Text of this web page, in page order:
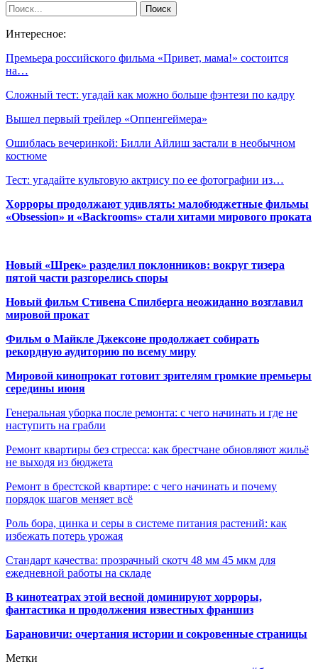
Интересное:
Премьера российского фильма «Привет, мама!» состоится
на…
Сложный тест: угадай как можно больше фэнтези по кадру
Вышел первый трейлер «Оппенгеймера»
Ошиблась вечеринкой: Билли Айлиш застали в необычном
костюме
Тест: угадайте культовую актрису по ее фотографии из…
Хорроры продолжают удивлять: малобюджетные фильмы
«Obsession» и «Backrooms» стали хитами мирового проката
Новый «Шрек» разделил поклонников: вокруг тизера
пятой части разгорелись споры
Новый фильм Стивена Спилберга неожиданно возглавил
мировой прокат
Фильм о Майкле Джексоне продолжает собирать
рекордную аудиторию по всему миру
Мировой кинопрокат готовит зрителям громкие премьеры
середины июня
Генеральная уборка после ремонта: с чего начинать и где не
наступить на грабли
Ремонт квартиры без стресса: как брестчане обновляют жильё
не выходя из бюджета
Ремонт в брестской квартире: с чего начинать и почему
порядок шагов меняет всё
Роль бора, цинка и серы в системе питания растений: как
избежать потерь урожая
Стандарт качества: прозрачный скотч 48 мм 45 мкм для
ежедневной работы на складе
В кинотеатрах этой весной доминируют хорроры,
фантастика и продолжения известных франшиз
Барановичи: очертания истории и сокровенные страницы
Метки